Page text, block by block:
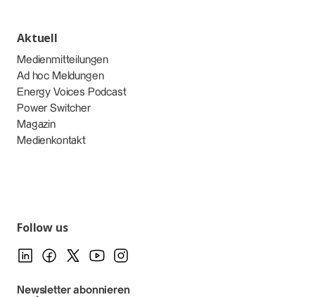
Aktuell
Medienmitteilungen
Ad hoc Meldungen
Energy Voices Podcast
Power Switcher
Magazin
Medienkontakt
Follow us
Newsletter abonnieren